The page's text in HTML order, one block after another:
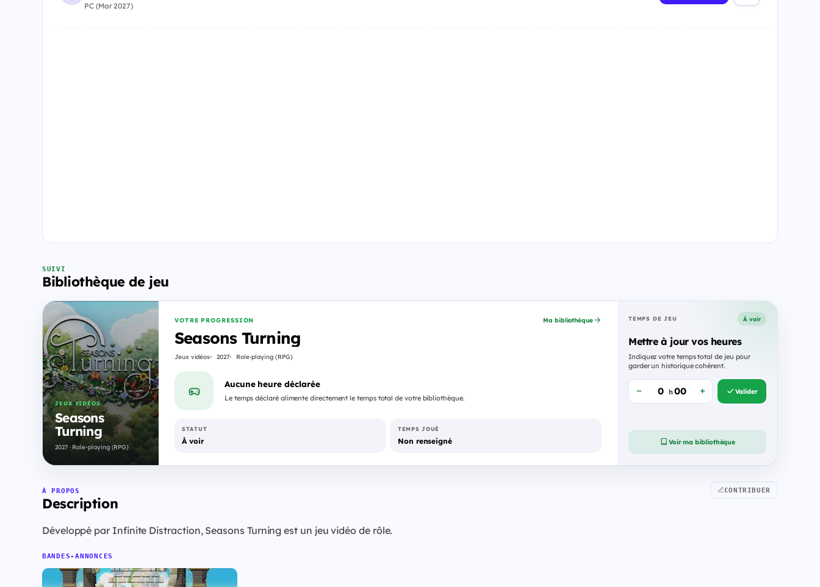
PC (Mar 2027)
SUIVI
Bibliothèque de jeu
JEUX VIDÉOS
Seasons
Turning
2027 · Role-playing (RPG)
VOTRE PROGRESSION
Seasons Turning
Jeux vidéos 2027 Role-playing (RPG)
Ma bibliothèque
Aucune heure déclarée
Le temps déclaré alimente directement le temps total de votre bibliothèque.
STATUT
À voir
TEMPS JOUÉ
Non renseigné
TEMPS DE JEU À voir
Mettre à jour vos heures
Indiquez votre temps total de jeu pour
garder un historique cohérent.
h Valider
Voir ma bibliothèque
À PROPOS
Description
CONTRIBUER
Développé par Infinite Distraction, Seasons Turning est un jeu vidéo de rôle.
BANDES-ANNONCES